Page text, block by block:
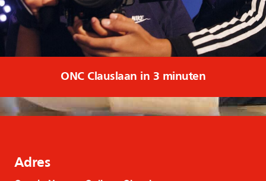
ONC Clauslaan in 3 minuten
Adres